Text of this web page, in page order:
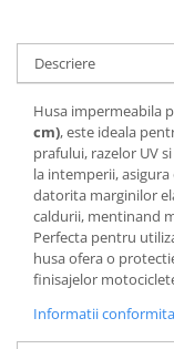
Descriere
Husa impermeabila
cm), este ideala
prafului, razelor UV
la intemperii,
datorita marginilor
caldurii, mentinand
Perfecta pentru
husa ofera o
finisajelor
Informatii